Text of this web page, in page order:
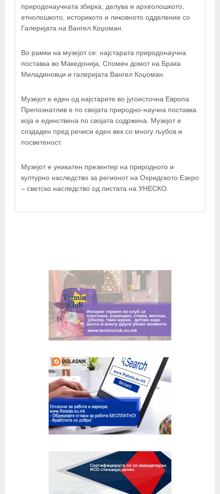
природонаучната збирка, делува и археолошкото,
етнолошкото, историкото и ликовното одделение со
Галеријата на Вангел Коџоман.
Во рамки на музејот се: најстарата природонаучна
поставка во Македонија, Спомен домот на Браќа
Миладиновци и галеријата Вангел Коџоман.
Музејот е еден од најстарите во југоисточна Европа.
Препознатлив е по својата природно-научна поставка
која е единствена по својата содржина. Музејот е
создаден пред речиси еден век со многу љубов и
посветеност.
Музејот е уникатен презентер на природното и
културно наследство за регионот на Охридското Езеро
– светско наследство од листата на УНЕСКО.
−
© OpenStreetMap contributors